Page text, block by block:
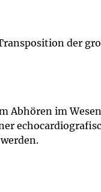
der
Abhören im